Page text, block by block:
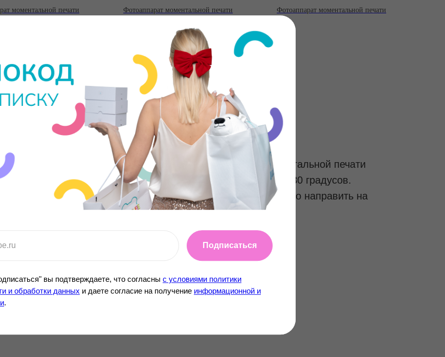
моментальной печати Фотоаппарат моментальной печати Фотоаппарат моментальной печати
ПРИНТИ Bluetooth
ПОВОРОТНАЯ КАМЕРА
Объектив фотоаппарата моментальной печати
для детей поворачивается на 180 градусов.
Одним движением камеру можно направить на
селфи и обратно.
Подписаться
вы подтверждаете, что согласны с условиями политики
и обработки данных и даете согласие на получение информационной и
.